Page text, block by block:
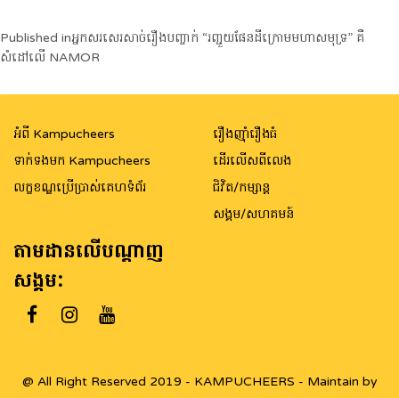
Post
navigation
Published inអ្នកសរសេរសាច់រឿងបញ្ចាក់ “រញ្ជួយផែនដីក្រោមមហាសមុទ្រ” គឺ
សំដៅលើ NAMOR
អំពី Kampucheers
ទាក់ទងមក Kampucheers
លក្ខខណ្ឌប្រើប្រាស់គេហទំព័រ
រឿងញ៉ាំរឿងធំ
ដើរលើសពីលេង
ជិវិត/កម្សាន្ត
សង្គម/សហគមន៍
តាមដានលើបណ្តាញ
សង្គម:
@ All Right Reserved 2019 - KAMPUCHEERS - Maintain by